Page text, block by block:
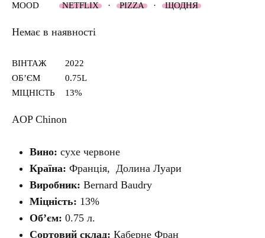
MOOD
NETFLIX · PIZZA · ЩОДНЯ
Немає в наявності
ВІНТАЖ
2022
ОБʼЄМ
0.75L
МІЦНІСТЬ
13%
AOP Chinon
Вино: сухе червоне
Країна: Франція, Долина Луари
Виробник: Bernard Baudry
Міцність: 13%
Об’єм: 0.75 л.
Сортовий склад: Каберне Фран